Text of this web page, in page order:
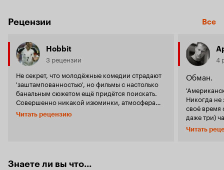
Рецензии Все
Hobbit
3 рецензии
Не секрет, что молодёжные комедии страдают
'заштампованностью', но фильмы с настолько
банальным сюжетом ещё придётся поискать.
Совершенно никакой изюминки, атмосфера
серии загублена. Снимать такие фильмы -
неуважение к поклонникам 'Американского
Читать рецензию
4
Обман.
'Американским
Никогда не
своё время
даже три)
были очень
проблемы,
Читать
Знаете ли вы что...